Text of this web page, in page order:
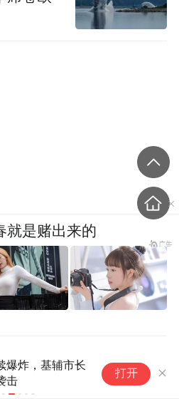
合研无人机，聚
力
打开
就是赌出来的